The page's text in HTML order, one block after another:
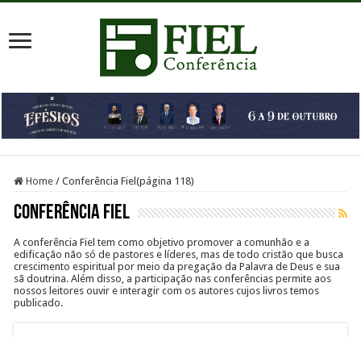
Home / Conferência Fiel(página 118)
Conferência Fiel
A conferência Fiel tem como objetivo promover a comunhão e a
edificação não só de pastores e líderes, mas de todo cristão que busca
crescimento espiritual por meio da pregação da Palavra de Deus e sua
sã doutrina. Além disso, a participação nas conferências permite aos
nossos leitores ouvir e interagir com os autores cujos livros temos
publicado.